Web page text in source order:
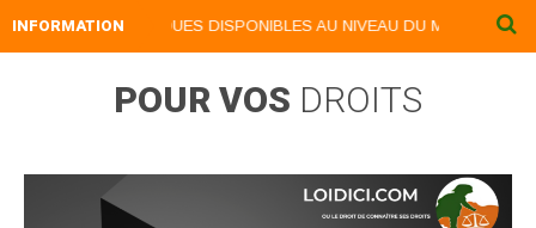
INFORMATION
LIVRES NUMERIQUES DISPONIBLES AU NIVEAU DU MENU ...NOS
POUR VOS DROITS